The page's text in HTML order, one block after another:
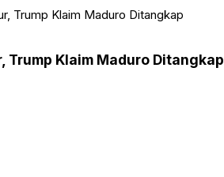
Trump Klaim Maduro Ditangkap
Trump Klaim Maduro Ditangkap